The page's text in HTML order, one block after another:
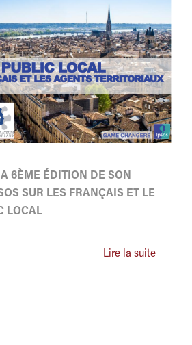
6ÈME ÉDITION DE SON
SUR LES FRANÇAIS ET LE
LOCAL
Lire la suite